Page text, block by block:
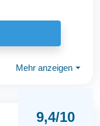
Mehr anzeigen ⏷
9,4/10